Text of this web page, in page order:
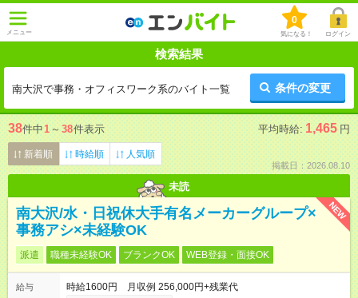
メニュー
0
気になる！ ログイン
検索結果
南大沢で事務・オフィスワーク系のバイト一覧 条件の変更
38件中1 ～ 38件表示 平均時給: 1,465 円
新着順 時給順 人気順
掲載日：2026.08.10
未読
NEW
南大沢/水・日祝休大手有名メーカーグループ×
事務アシ×未経験OK
派遣 職種未経験OK ブランクOK WEB登録・面接OK
給与
時給1600円 月収例 256,000円+残業代